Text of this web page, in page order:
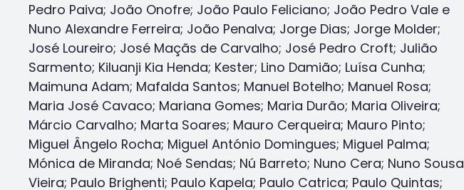
Pedro Paiva; João Onofre; João Paulo Feliciano; João Pedro Vale e
Nuno Alexandre Ferreira; João Penalva; Jorge Dias; Jorge Molder;
José Loureiro; José Maçãs de Carvalho; José Pedro Croft; Julião
Sarmento; Kiluanji Kia Henda; Kester; Lino Damião; Luísa Cunha;
Maimuna Adam; Mafalda Santos; Manuel Botelho; Manuel Rosa;
Maria José Cavaco; Mariana Gomes; Maria Durão; Maria Oliveira;
Márcio Carvalho; Marta Soares; Mauro Cerqueira; Mauro Pinto;
Miguel Ângelo Rocha; Miguel António Domingues; Miguel Palma;
Mónica de Miranda; Noé Sendas; Nú Barreto; Nuno Cera; Nuno Sousa
Vieira; Paulo Brighenti; Paulo Kapela; Paulo Catrica; Paulo Quintas;